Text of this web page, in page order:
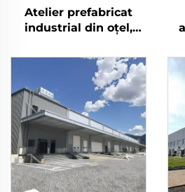
Atelier prefabricat
industrial din oțel,
construcții din oțel
pentru industria
metalurgică